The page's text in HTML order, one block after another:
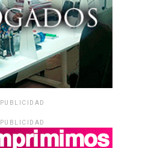
PUBLICIDAD
PUBLICIDAD